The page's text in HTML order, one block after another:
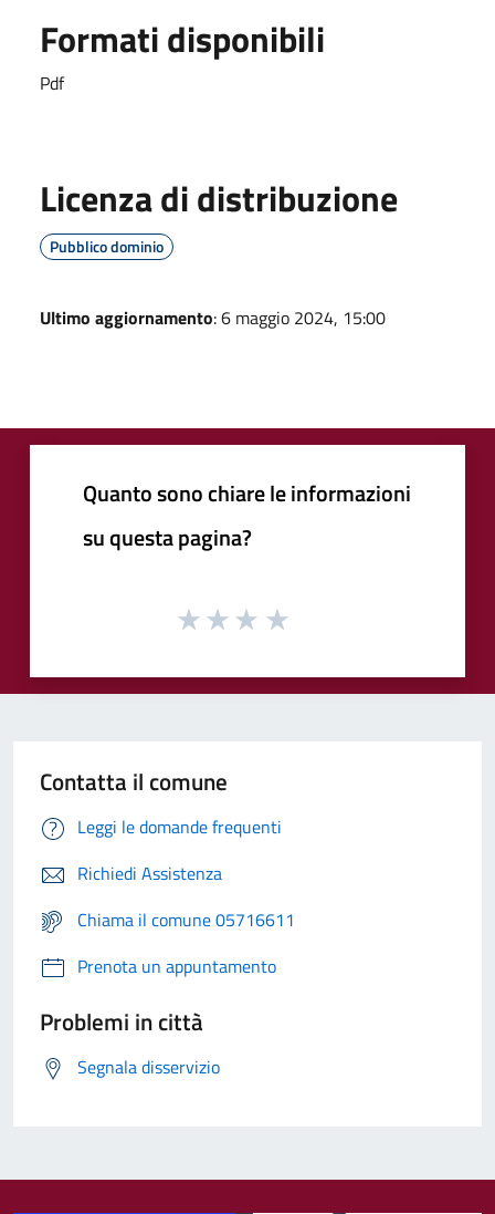
Formati disponibili
Pdf
Licenza di distribuzione
Pubblico dominio
Ultimo aggiornamento: 6 maggio 2024, 15:00
Quanto sono chiare le informazioni
su questa pagina?
Contatta il comune
Leggi le domande frequenti
Richiedi Assistenza
Chiama il comune 05716611
Prenota un appuntamento
Problemi in città
Segnala disservizio